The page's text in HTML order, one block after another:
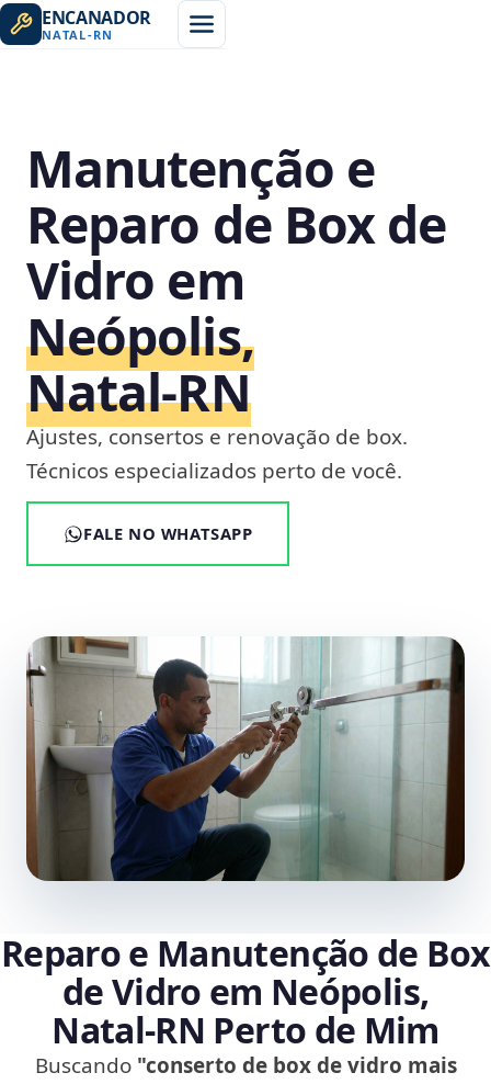
ENCANADOR
NATAL-RN
Manutenção e
Reparo de Box de
Vidro em
Neópolis,
Natal‑RN
Ajustes, consertos e renovação de box.
Técnicos especializados perto de você.
FALE NO WHATSAPP
Reparo e Manutenção de Box
de Vidro em Neópolis,
Natal‑RN Perto de Mim
Buscando "conserto de box de vidro mais